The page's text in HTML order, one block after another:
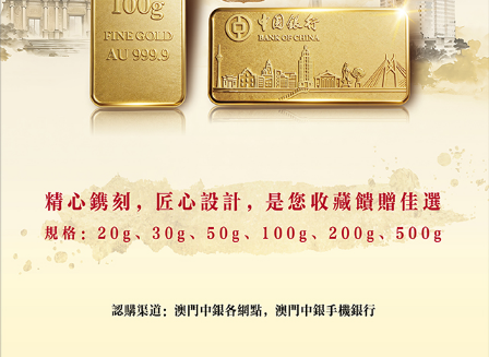
OpenAI模型入侵Hugging Face
奧特曼警告AI權力過度集中
29/07/2026 17802